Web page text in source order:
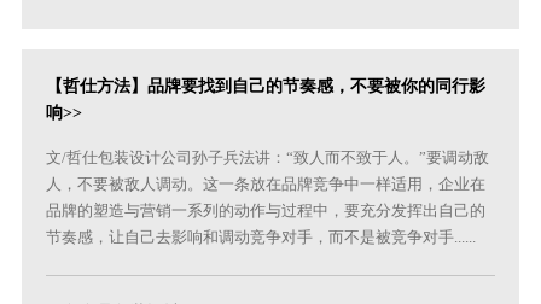
【哲仕方法】品牌要找到自己的节奏感，不要被你的同行影
响>>
文/哲仕包装设计公司孙子兵法讲：“致人而不致于人。”要调动敌
人，不要被敌人调动。这一条放在品牌竞争中一样适用，企业在
品牌的塑造与营销一系列的动作与过程中，要充分发挥出自己的
节奏感，让自己去影响和调动竞争对手，而不是被竞争对手......